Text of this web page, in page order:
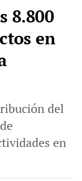
8.800
en
del
en